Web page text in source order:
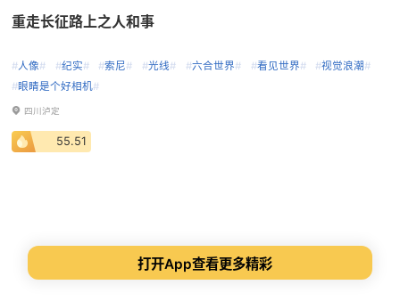
重走长征路上之人和事
#人像# #纪实# #索尼# #光线# #六合世界# #看见世界# #视觉浪潮#
#眼睛是个好相机#
四川泸定
55.51
打开App查看更多精彩